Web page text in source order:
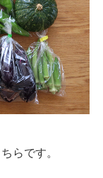
らです。